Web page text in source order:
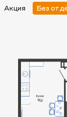
Акция Без